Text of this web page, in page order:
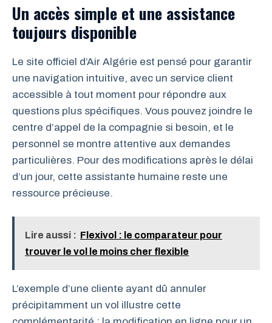
Un accès simple et une assistance
toujours disponible
Le site officiel d’Air Algérie est pensé pour garantir
une navigation intuitive, avec un service client
accessible à tout moment pour répondre aux
questions plus spécifiques. Vous pouvez joindre le
centre d’appel de la compagnie si besoin, et le
personnel se montre attentive aux demandes
particulières. Pour des modifications après le délai
d’un jour, cette assistante humaine reste une
ressource précieuse.
Lire aussi : Flexivol : le comparateur pour
trouver le vol le moins cher flexible
L’exemple d’une cliente ayant dû annuler
précipitamment un vol illustre cette